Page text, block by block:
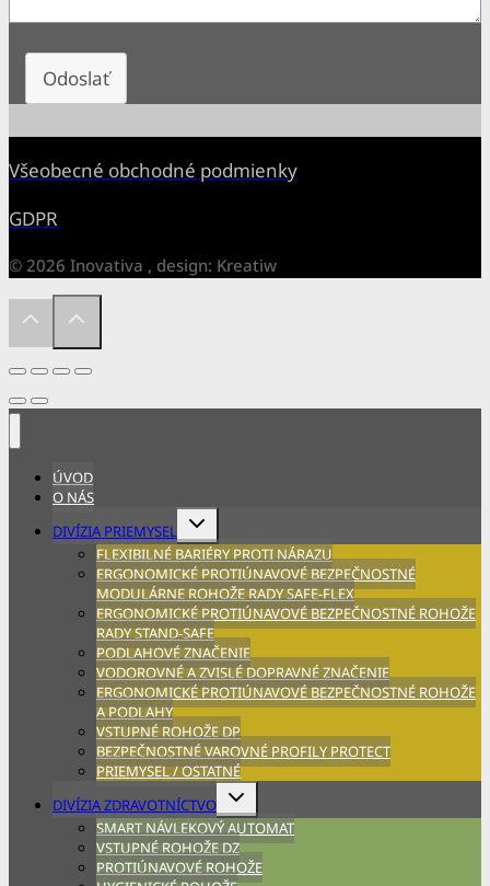
Odoslať
Všeobecné obchodné podmienky
GDPR
© 2026 Inovativa , design: Kreatiw
ÚVOD
O NÁS
DIVÍZIA PRIEMYSEL
Expand
child
menu
FLEXIBILNÉ BARIÉRY PROTI NÁRAZU
ERGONOMICKÉ PROTIÚNAVOVÉ BEZPEČNOSTNÉ
MODULÁRNE ROHOŽE RADY SAFE-FLEX
ERGONOMICKÉ PROTIÚNAVOVÉ BEZPEČNOSTNÉ ROHOŽE
RADY STAND-SAFE
PODLAHOVÉ ZNAČENIE
VODOROVNÉ A ZVISLÉ DOPRAVNÉ ZNAČENIE
ERGONOMICKÉ PROTIÚNAVOVÉ BEZPEČNOSTNÉ ROHOŽE
A PODLAHY
VSTUPNÉ ROHOŽE DP
BEZPEČNOSTNÉ VAROVNÉ PROFILY PROTECT
PRIEMYSEL / OSTATNÉ
DIVÍZIA ZDRAVOTNÍCTVO
Expand
child
menu
SMART NÁVLEKOVÝ AUTOMAT
VSTUPNÉ ROHOŽE DZ
PROTIÚNAVOVÉ ROHOŽE